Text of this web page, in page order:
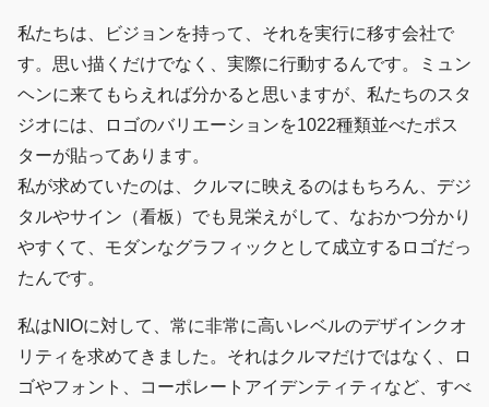
私たちは、ビジョンを持って、それを実行に移す会社で
す。思い描くだけでなく、実際に行動するんです。ミュン
ヘンに来てもらえれば分かると思いますが、私たちのスタ
ジオには、ロゴのバリエーションを1022種類並べたポス
ターが貼ってあります。
私が求めていたのは、クルマに映えるのはもちろん、デジ
タルやサイン（看板）でも見栄えがして、なおかつ分かり
やすくて、モダンなグラフィックとして成立するロゴだっ
たんです。
私はNIOに対して、常に非常に高いレベルのデザインクオ
リティを求めてきました。それはクルマだけではなく、ロ
ゴやフォント、コーポレートアイデンティティなど、すべ